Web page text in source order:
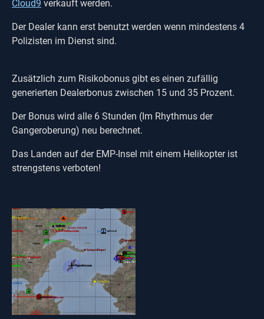
Cloud9 verkauft werden.
Der Dealer kann erst benutzt werden wenn mindestens 4
Polizisten im Dienst sind.
Zusätzlich zum Risikobonus gibt es einen zufällig
generierten Dealerbonus zwischen 15 und 35 Prozent.
Der Bonus wird alle 6 Stunden (Im Rhythmus der
Gangeroberung) neu berechnet.
Das Landen auf der EMP-Insel mit einem Helikopter ist
strengstens verboten!